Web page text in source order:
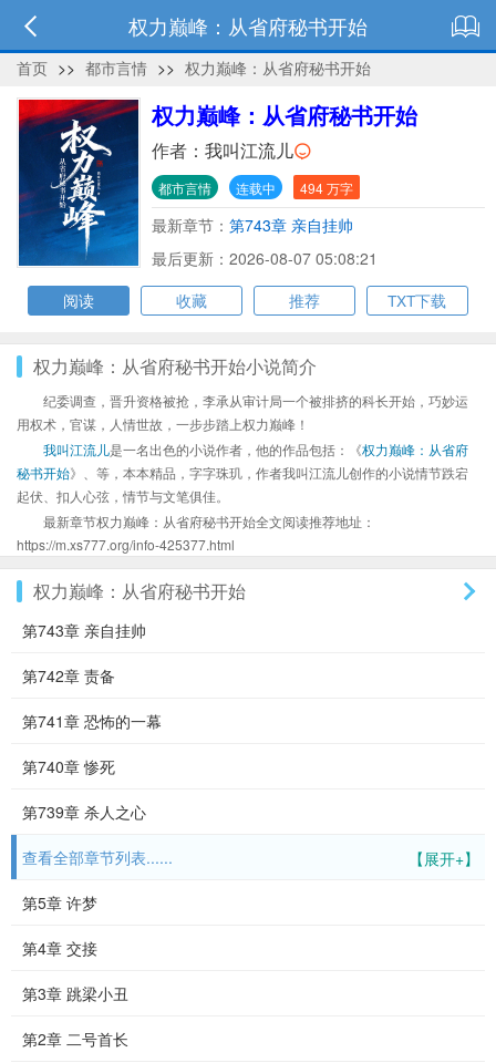
权力巅峰：从省府秘书开始
首页 >> 都市言情 >> 权力巅峰：从省府秘书开始
权力巅峰：从省府秘书开始
作者： 我叫江流儿
都市言情 连载中 494 万字
最新章节： 第743章 亲自挂帅
最后更新：2026-08-07 05:08:21
阅读
收藏 推荐 TXT下载
权力巅峰：从省府秘书开始小说简介
纪委调查，晋升资格被抢，李承从审计局一个被排挤的科长开始，巧妙运
用权术，官谋，人情世故，一步步踏上权力巅峰！
我叫江流儿是一名出色的小说作者，他的作品包括：《权力巅峰：从省府
秘书开始》、等，本本精品，字字珠玑，作者我叫江流儿创作的小说情节跌宕
起伏、扣人心弦，情节与文笔俱佳。
最新章节权力巅峰：从省府秘书开始全文阅读推荐地址：
https://m.xs777.org/info-425377.html
权力巅峰：从省府秘书开始
第743章 亲自挂帅
第742章 责备
第741章 恐怖的一幕
第740章 惨死
第739章 杀人之心
【展开+】
查看全部章节列表......
第5章 许梦
第4章 交接
第3章 跳梁小丑
第2章 二号首长